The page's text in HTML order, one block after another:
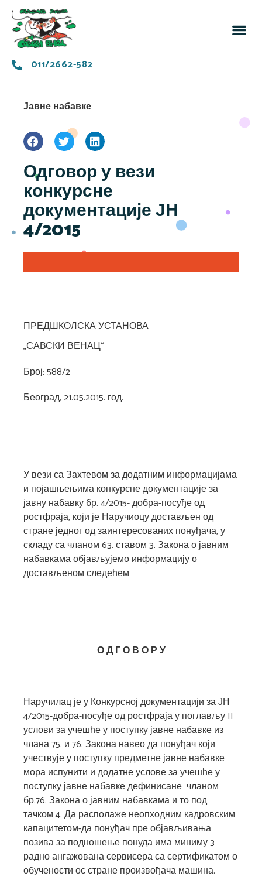
011/2662-582
Јавне набавке
Одговор у вези
конкурсне
документације ЈН
4/2015
ПРЕДШКОЛСКА УСТАНОВА
„САВСКИ ВЕНАЦ“
Број: 588/2
Београд, 21.05.2015. год.
У вези са Захтевом за додатним информацијама
и појашњењима конкурсне документације за
јавну набавку бр. 4/2015- добра-посуђе од
ростфраја, који је Наручиоцу достављен од
стране једног од заинтересованих понуђача, у
складу са чланом 63. ставом 3. Закона о јавним
набавкама објављујемо информацију о
достављеном следећем
О Д Г О В О РУ
Наручилац је у Конкурсној документацији за ЈН
4/2015-добра-посуђе од ростфраја у поглављу II
услови за учешће у поступку јавне набавке из
члана 75. и 76. Закона навео да понуђач који
учествује у поступку предметне јавне набавке
мора испунити и додатне услове за учешће у
поступку јавне набавке дефинисане чланом
бр.76. Закона о јавним набавкама и то под
тачком 4. Да располаже неопходним кадровским
капацитетом-да понуђач пре објављивања
позива за подношење понуда има миниму 3
радно ангажована сервисера са сертификатом о
обучености ос стране произвођача машина.